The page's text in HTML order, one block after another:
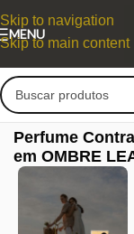
Skip to navigation
Skip to main content
MENU
Perfume
em OMBRE